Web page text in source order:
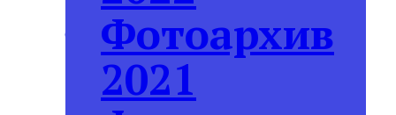
Фотоархив
2021